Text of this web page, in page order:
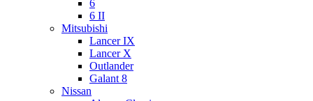
6
6 II
Mitsubishi
Lancer IX
Lancer X
Outlander
Galant 8
Nissan